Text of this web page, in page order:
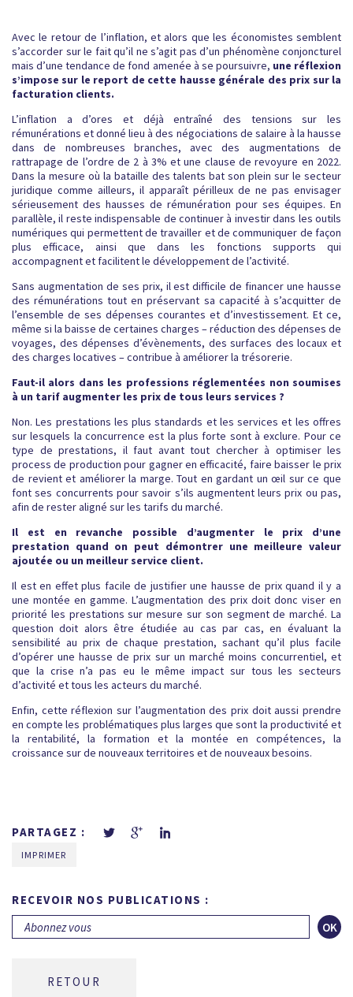
Avec le retour de l’inflation, et alors que les économistes semblent
s’accorder sur le fait qu’il ne s’agit pas d’un phénomène conjoncturel
mais d’une tendance de fond amenée à se poursuivre, une réflexion
s’impose sur le report de cette hausse générale des prix sur la
facturation clients.
L’inflation a d’ores et déjà entraîné des tensions sur les
rémunérations et donné lieu à des négociations de salaire à la hausse
dans de nombreuses branches, avec des augmentations de
rattrapage de l’ordre de 2 à 3% et une clause de revoyure en 2022.
Dans la mesure où la bataille des talents bat son plein sur le secteur
juridique comme ailleurs, il apparaît périlleux de ne pas envisager
sérieusement des hausses de rémunération pour ses équipes. En
parallèle, il reste indispensable de continuer à investir dans les outils
numériques qui permettent de travailler et de communiquer de façon
plus efficace, ainsi que dans les fonctions supports qui
accompagnent et facilitent le développement de l’activité.
Sans augmentation de ses prix, il est difficile de financer une hausse
des rémunérations tout en préservant sa capacité à s’acquitter de
l’ensemble de ses dépenses courantes et d’investissement. Et ce,
même si la baisse de certaines charges – réduction des dépenses de
voyages, des dépenses d’évènements, des surfaces des locaux et
des charges locatives – contribue à améliorer la trésorerie.
Faut-il alors dans les professions réglementées non soumises
à un tarif augmenter les prix de tous leurs services ?
Non. Les prestations les plus standards et les services et les offres
sur lesquels la concurrence est la plus forte sont à exclure. Pour ce
type de prestations, il faut avant tout chercher à optimiser les
process de production pour gagner en efficacité, faire baisser le prix
de revient et améliorer la marge. Tout en gardant un œil sur ce que
font ses concurrents pour savoir s’ils augmentent leurs prix ou pas,
afin de rester aligné sur les tarifs du marché.
Il est en revanche possible d’augmenter le prix d’une
prestation quand on peut démontrer une meilleure valeur
ajoutée ou un meilleur service client.
Il est en effet plus facile de justifier une hausse de prix quand il y a
une montée en gamme. L’augmentation des prix doit donc viser en
priorité les prestations sur mesure sur son segment de marché. La
question doit alors être étudiée au cas par cas, en évaluant la
sensibilité au prix de chaque prestation, sachant qu’il plus facile
d’opérer une hausse de prix sur un marché moins concurrentiel, et
que la crise n’a pas eu le même impact sur tous les secteurs
d’activité et tous les acteurs du marché.
Enfin, cette réflexion sur l’augmentation des prix doit aussi prendre
en compte les problématiques plus larges que sont la productivité et
la rentabilité, la formation et la montée en compétences, la
croissance sur de nouveaux territoires et de nouveaux besoins.
PARTAGEZ :
IMPRIMER
RECEVOIR NOS PUBLICATIONS :
OK
RETOUR